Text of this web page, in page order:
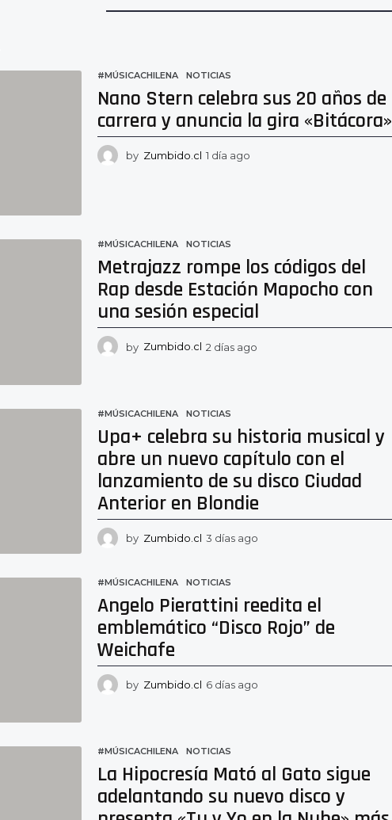
#MÚSICACHILENA ,NOTICIAS
Nano Stern celebra sus 20 años de
carrera y anuncia la gira «Bitácora»
by Zumbido.cl 1 día ago
#MÚSICACHILENA ,NOTICIAS
Metrajazz rompe los códigos del
Rap desde Estación Mapocho con
una sesión especial
by Zumbido.cl 2 días ago
g
o
#MÚSICACHILENA ,NOTICIAS
Upa+ celebra su historia musical y
abre un nuevo capítulo con el
lanzamiento de su disco Ciudad
Anterior en Blondie
by Zumbido.cl 3 días ago
a
g
#MÚSICACHILENA ,NOTICIAS
Angelo Pierattini reedita el
emblemático “Disco Rojo” de
Weichafe
by Zumbido.cl 6 días ago
g
o
#MÚSICACHILENA ,NOTICIAS
La Hipocresía Mató al Gato sigue
adelantando su nuevo disco y